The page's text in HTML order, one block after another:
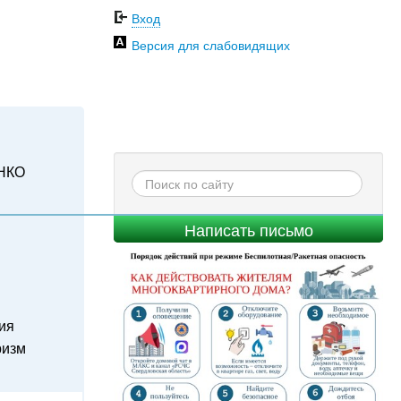
Вход
Версия для слабовидящих
Написать письмо